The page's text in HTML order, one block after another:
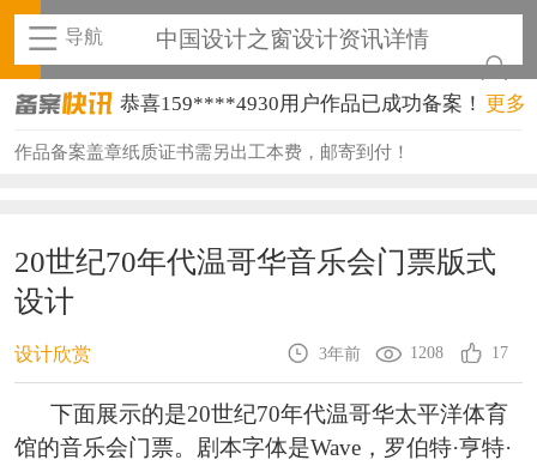
导航 中国设计之窗设计资讯详情
恭喜159****4930用户作品已成功备案！
恭喜150****6483用户作品已成功备案！
恭喜159****4201用户作品已成功备案！
恭喜131****1475用户作品已成功备案！
恭喜133****8874用户作品已成功备案！
恭喜138****8638用户作品已成功备案！
更多
作品备案盖章纸质证书需另出工本费，邮寄到付！
20世纪70年代温哥华音乐会门票版式
设计
设计欣赏 3年前 1208 17
下面展示的是20世纪70年代温哥华太平洋体育
馆的音乐会门票。剧本字体是Wave，罗伯特·亨特·